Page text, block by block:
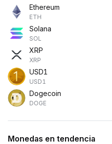
Ethereum
ETH
Solana
SOL
XRP
XRP
USD1
USD1
Dogecoin
DOGE
Monedas en tendencia